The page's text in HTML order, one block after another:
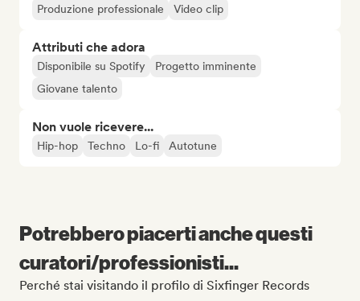
Produzione professionale Video clip
Attributi che adora
Disponibile su Spotify
Progetto imminente
Giovane talento
Non vuole ricevere...
Hip-hop Techno Lo-fi Autotune
Potrebbero piacerti anche questi
curatori/professionisti...
Perché stai visitando il profilo di Sixfinger Records